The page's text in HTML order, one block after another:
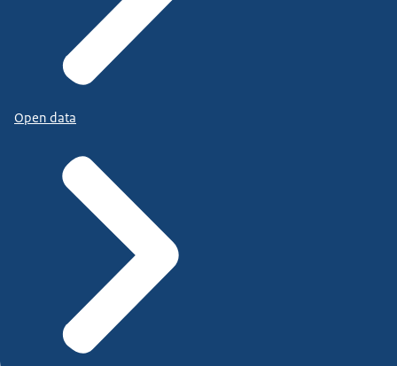
Open data